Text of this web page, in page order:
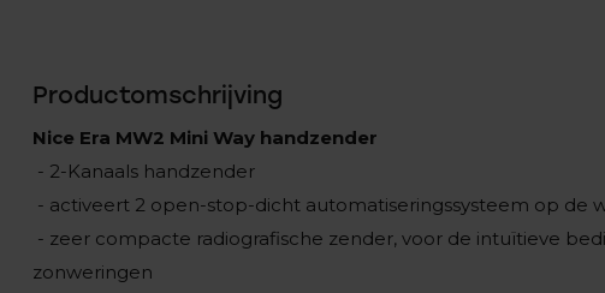
Productomschrijving
Nice Era MW2 Mini Way handzender
- 2-Kanaals handzender
- activeert 2 open-stop-dicht automatiseringssysteem op de
- zeer compacte radiografische zender, voor de intuïtieve
zonweringen